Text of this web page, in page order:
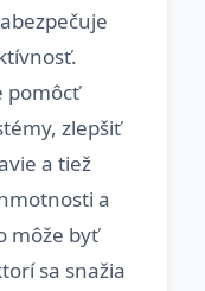
pomôcť
zlepšiť
a tiež
a
môže byť
sa snažia